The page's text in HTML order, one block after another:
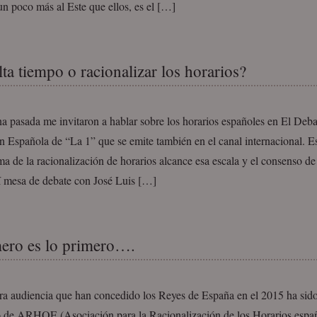
poco más al Este que ellos, es el […]
tiempo o racionalizar los horarios?
pasada me invitaron a hablar sobre los horarios españoles en El
Española de “La 1” que se emite también en el canal internacional.
de la racionalización de horarios alcance esa escala y el consenso
de debate con José Luis […]
es lo primero….
audiencia que han concedido los Reyes de España en el 2015 ha